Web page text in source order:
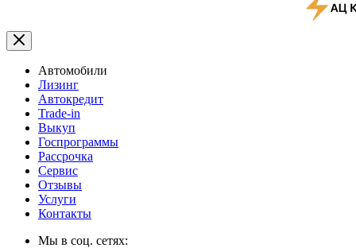
Автомобили
Лизинг
Автокредит
Trade-in
Выкуп
Госпрограммы
Рассрочка
Сервис
Отзывы
Услуги
Контакты
Мы в соц. сетях: